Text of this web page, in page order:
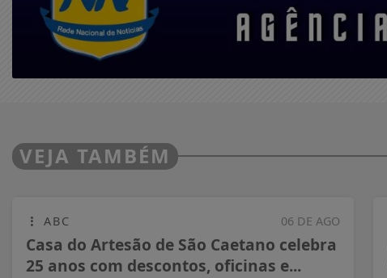
VEJA TAMBÉM
06 DE AGO
ABC
Casa do Artesão de São Caetano celebra
25 anos com descontos, oficinas e...